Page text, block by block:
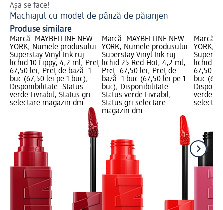
Așa se face!
Machiajul cu model de pânză de păianjen
Produse similare
Marcă: MAYBELLINE NEW
YORK; Numele produsului:
Superstay Vinyl Ink ruj
lichid 10 Lippy, 4,2 ml; Preț:
67,50 lei; Preț de bază: 1
buc (67,50 lei pe 1 buc);
Disponibilitate: Status
verde Livrabil, Status gri
selectare magazin dm
Marcă: MAYBELLINE NEW
YORK; Numele produsului:
Superstay Vinyl Ink ruj
lichid 25 Red-Hot, 4,2 ml;
Preț: 67,50 lei; Preț de
bază: 1 buc (67,50 lei pe 1
buc); Disponibilitate:
Status verde Livrabil,
Status gri selectare
magazin dm
Marcă:
YORK;
lichid
67,50
buc
verde